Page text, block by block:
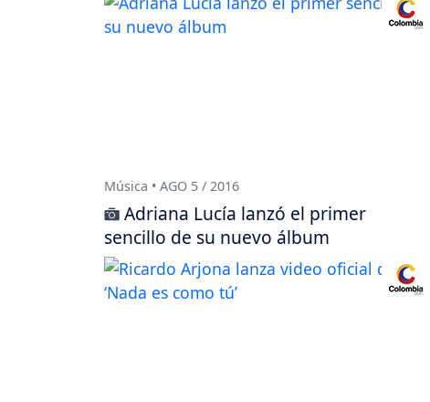
Música • AGO 5 / 2016
Adriana Lucía lanzó el primer
sencillo de su nuevo álbum